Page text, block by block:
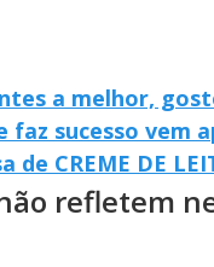
a melhor,
faz sucesso vem
CREME DE
refletem